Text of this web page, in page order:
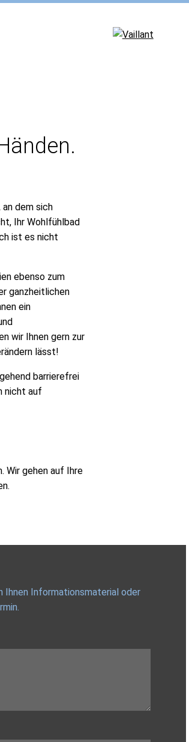
dem sich
Ihr Wohlfühlbad
ist es nicht
ebenso zum
ganzheitlichen
ein
wir Ihnen gern zur
lässt!
barrierefrei
nicht auf
Wir gehen auf Ihre
Ihnen Informationsmaterial oder